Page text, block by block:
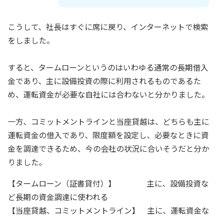
こうして、社長はすぐに席に戻り、インターネットで検索
をしました。
すると、タームローンというのはいわゆる通常の長期借入
金であり、主に設備投資の際に利用されるものであるた
め、運転資金が必要な自社には合わないと分かりました。
一方、コミットメントラインと当座貸越は、どちらも主に
運転資金の借入であり、限度額を設定し、必要なときに資
金を調達できるため、今の会社の状況に合いそうだと分か
りました。
【タームローン（証書貸付）】 主に、設備投資な
ど長期の資金調達に使われる
【当座貸越、コミットメントライン】 主に、運転資金な